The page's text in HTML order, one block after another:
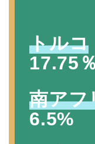
トルコ
17.75
南アフ
6.5%